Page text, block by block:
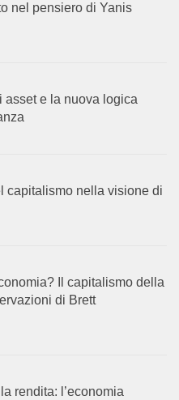
nel pensiero di Yanis
asset e la nuova logica
capitalismo nella visione di
Il capitalismo della
di Brett
rendita: l’economia